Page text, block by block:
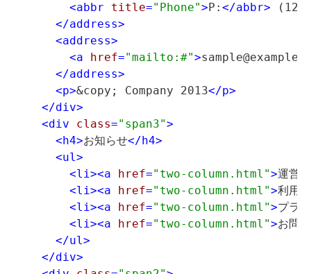
<abbr title="Phone">P: </abbr>
</address>
<address>
<a href="mailto:#">
</address>
<p>&copy; Company 2013</p>
</div>
<div class="span3">
<h4>お知らせ</h4>
<ul>
<li><a href="two-column.html">運営者
<li><a href="two-column.html">利用
<li><a href="two-column.html">プラ
<li><a href="two-column.html">お問
</ul>
</div>